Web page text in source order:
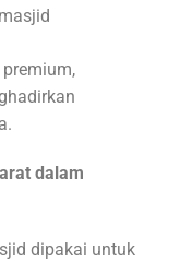
dalam
dipakai untuk